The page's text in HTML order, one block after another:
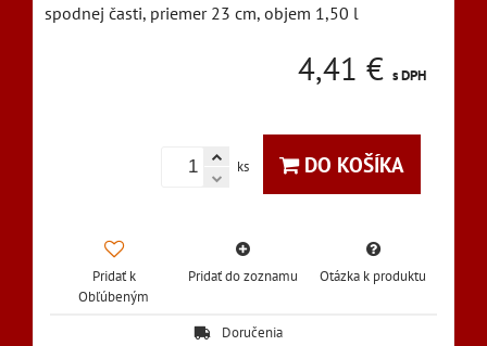
spodnej časti, priemer 23 cm, objem 1,50 l
4,41 € s DPH
ks DO KOŠÍKA
Pridať k
Obľúbeným
Pridať do zoznamu Otázka k produktu
Doručenia